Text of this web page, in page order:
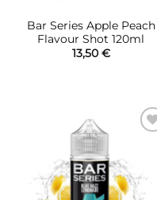
Bar Series Apple Peach
Flavour Shot 120ml
13,50 €
επιθυμιών